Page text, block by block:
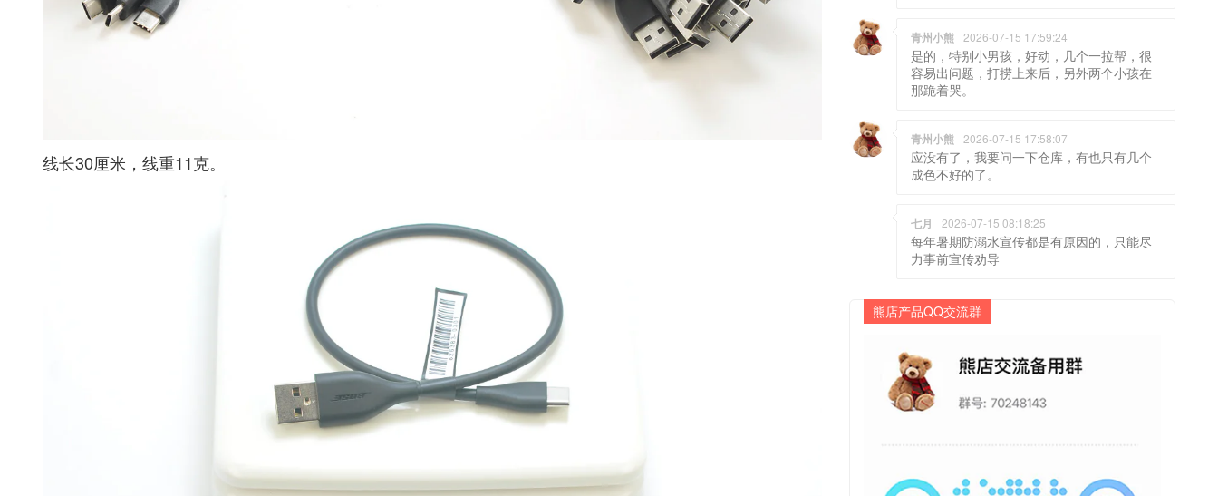
线长30厘米，线重11克。
青州小熊 2026-07-15 17:59:24
是的，特别小男孩，好动，几个一拉帮，很
容易出问题，打捞上来后，另外两个小孩在
那跪着哭。
青州小熊 2026-07-15 17:58:07
应没有了，我要问一下仓库，有也只有几个
成色不好的了。
七月 2026-07-15 08:18:25
每年暑期防溺水宣传都是有原因的，只能尽
力事前宣传劝导
熊店产品QQ交流群